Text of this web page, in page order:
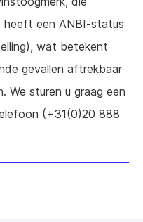
heeft een ANBI-status
wat betekent
gevallen aftrekbaar
We sturen u graag een
(+31(0)20 888